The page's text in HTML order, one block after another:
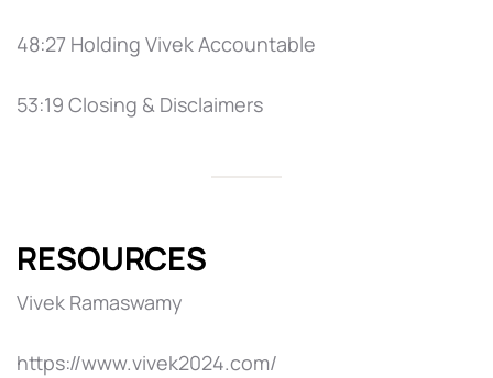
48:27 Holding Vivek Accountable
53:19 Closing & Disclaimers
RESOURCES
Vivek Ramaswamy
https://www.vivek2024.com/